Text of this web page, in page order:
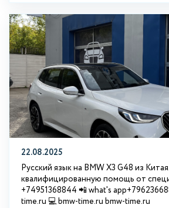
22.08.2025
Русский язык на BMW X3 G48 из
квалифицированную помощь от
+74951368844 📲 what's
time.ru 💻 bmw-time.ru bmw-time.ru